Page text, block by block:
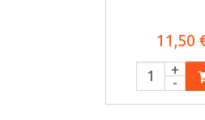
11,50